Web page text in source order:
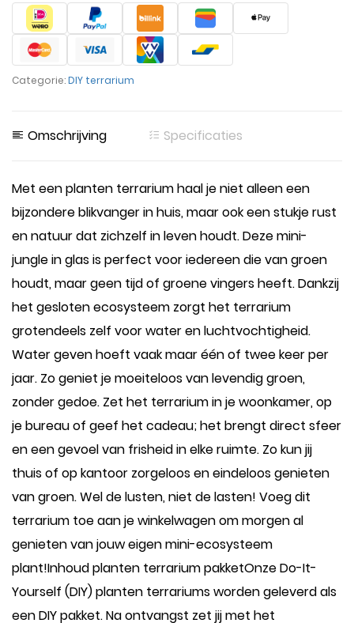
Categorie:DIY terrarium
Omschrijving Specificaties
Met een planten terrarium haal je niet alleen een
bijzondere blikvanger in huis, maar ook een stukje rust
en natuur dat zichzelf in leven houdt. Deze mini-
jungle in glas is perfect voor iedereen die van groen
houdt, maar geen tijd of groene vingers heeft. Dankzij
het gesloten ecosysteem zorgt het terrarium
grotendeels zelf voor water en luchtvochtigheid.
Water geven hoeft vaak maar één of twee keer per
jaar. Zo geniet je moeiteloos van levendig groen,
zonder gedoe. Zet het terrarium in je woonkamer, op
je bureau of geef het cadeau; het brengt direct sfeer
en een gevoel van frisheid in elke ruimte. Zo kun jij
thuis of op kantoor zorgeloos en eindeloos genieten
van groen. Wel de lusten, niet de lasten! Voeg dit
terrarium toe aan je winkelwagen om morgen al
genieten van jouw eigen mini-ecosysteem
plant!Inhoud planten terrarium pakketOnze Do-It-
Yourself (DIY) planten terrariums worden geleverd als
een DIY pakket. Na ontvangst zet jij met het